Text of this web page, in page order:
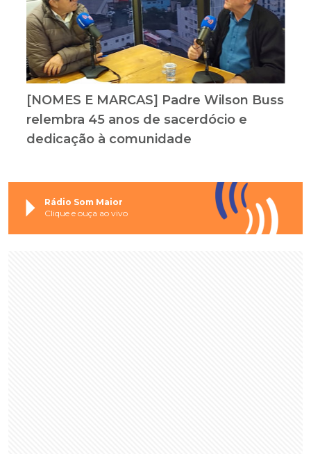
[NOMES E MARCAS] Padre Wilson Buss
relembra 45 anos de sacerdócio e
dedicação à comunidade
Rádio Som Maior
Clique e ouça ao vivo